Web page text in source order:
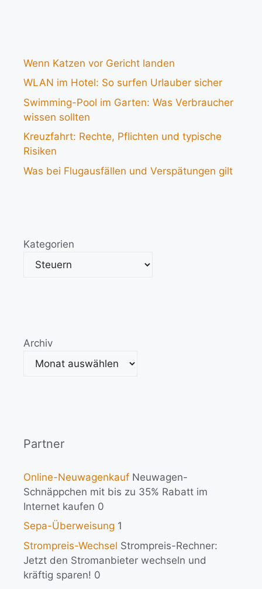
Wenn Katzen vor Gericht landen
WLAN im Hotel: So surfen Urlauber sicher
Swimming-Pool im Garten: Was Verbraucher
wissen sollten
Kreuzfahrt: Rechte, Pflichten und typische
Risiken
Was bei Flugausfällen und Verspätungen gilt
Kategorien
Archiv
Partner
Online-Neuwagenkauf Neuwagen-
Schnäppchen mit bis zu 35% Rabatt im
Internet kaufen 0
Sepa-Überweisung 1
Strompreis-Wechsel Strompreis-Rechner:
Jetzt den Stromanbieter wechseln und
kräftig sparen! 0